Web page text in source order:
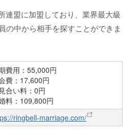
連盟に加盟しており、業界最大級
の中から相手を探すことができま
費用：55,000円
費：17,600円
合い料：0円
料：109,800円
ringbell-marriage.com/